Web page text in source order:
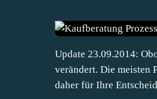
Update 23.09.2014:
verändert. Die meisten
daher für Ihre